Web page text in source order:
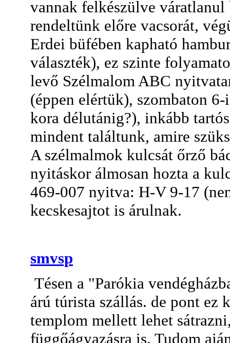
vannak felkészülve váratlanul
rendeltünk előre vacsorát,
Erdei büfében kapható
választék), ez szinte
levő Szélmalom ABC
(éppen elértük), szombaton
kora délutánig?), inkább
mindent találtunk, amire
A szélmalmok kulcsát őrző
nyitáskor álmosan hozta a
469-007 nyitva: H-V 9-17
kecskesajtot is árulnak.
smvsp
Tésen a "Parókia
árú túrista szállás. de pont ez
templom mellett lehet
függőágyazásra is. Tudom